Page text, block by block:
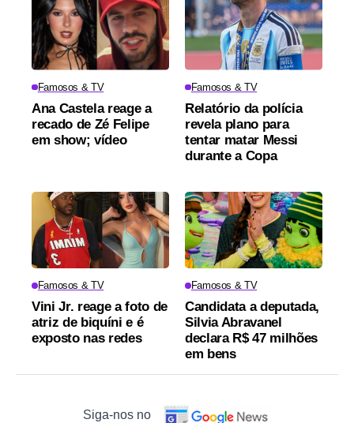
Famosos & TV
Ana Castela reage a
recado de Zé Felipe
em show; vídeo
Famosos & TV
Relatório da polícia
revela plano para
tentar matar Messi
durante a Copa
Famosos & TV
Vini Jr. reage a foto de
atriz de biquíni e é
exposto nas redes
Famosos & TV
Candidata a deputada,
Silvia Abravanel
declara R$ 47 milhões
em bens
Siga-nos no